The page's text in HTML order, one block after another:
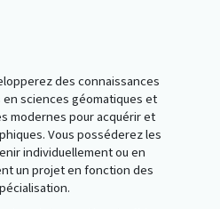
des connaissances
sciences géomatiques et
modernes pour acquérir et
Vous posséderez les
individuellement ou en
un projet en fonction des